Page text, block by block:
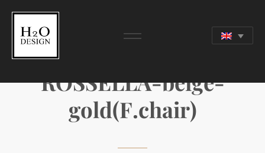
ROSSELLA-beige-
gold(F.chair)